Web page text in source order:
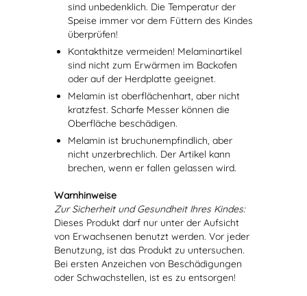
sind unbedenklich. Die Temperatur der
Speise immer vor dem Füttern des Kindes
überprüfen!
Kontakthitze vermeiden! Melaminartikel
sind nicht zum Erwärmen im Backofen
oder auf der Herdplatte geeignet.
Melamin ist oberflächenhart, aber nicht
kratzfest. Scharfe Messer können die
Oberfläche beschädigen.
Melamin ist bruchunempfindlich, aber
nicht unzerbrechlich. Der Artikel kann
brechen, wenn er fallen gelassen wird.
Warnhinweise
Zur Sicherheit und Gesundheit Ihres Kindes:
Dieses Produkt darf nur unter der Aufsicht
von Erwachsenen benutzt werden. Vor jeder
Benutzung, ist das Produkt zu untersuchen.
Bei ersten Anzeichen von Beschädigungen
oder Schwachstellen, ist es zu entsorgen!